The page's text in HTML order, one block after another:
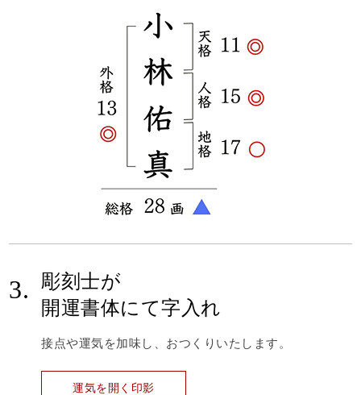
3.
彫刻士が
開運書体にて字入れ
接点や運気を加味し、おつくりいたします。
運気を開く印影